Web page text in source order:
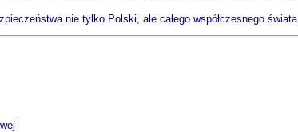
nie tylko Polski, ale całego współczesnego świata.